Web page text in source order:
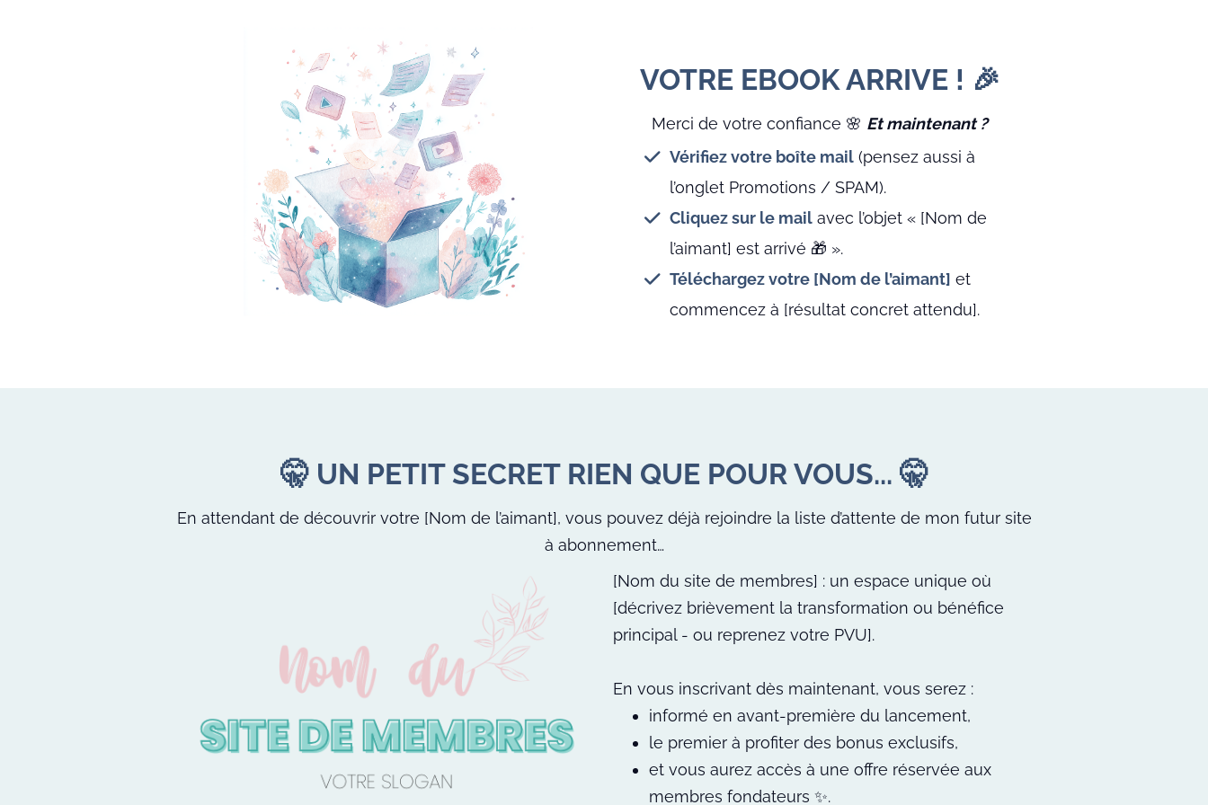
VOTRE EBOOK ARRIVE ! 🎉
Merci de votre confiance 🌸 Et maintenant ?
Vérifiez votre boîte mail (pensez aussi à
l’onglet Promotions / SPAM).
Cliquez sur le mail avec l’objet « [Nom de
l’aimant] est arrivé 🎁 ».
Téléchargez votre [Nom de l’aimant] et
commencez à [résultat concret attendu].
🤫 UN PETIT SECRET RIEN QUE POUR VOUS... 🤫
En attendant de découvrir votre [Nom de l’aimant], vous pouvez déjà rejoindre la liste d’attente de mon futur site
à abonnement…
[Nom du site de membres] : un espace unique où
[décrivez brièvement la transformation ou bénéfice
principal - ou reprenez votre PVU].
En vous inscrivant dès maintenant, vous serez :
informé en avant-première du lancement,
le premier à profiter des bonus exclusifs,
et vous aurez accès à une offre réservée aux
membres fondateurs ✨.